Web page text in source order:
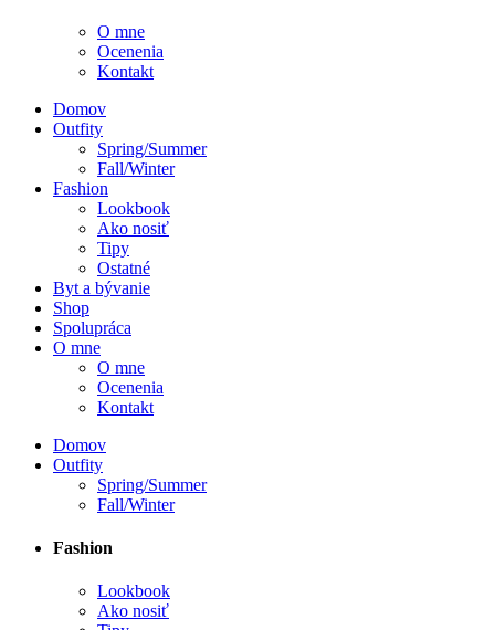
O mne
Ocenenia
Kontakt
Domov
Outfity
Spring/Summer
Fall/Winter
Fashion
Lookbook
Ako nosiť
Tipy
Ostatné
Byt a bývanie
Shop
Spolupráca
O mne
O mne
Ocenenia
Kontakt
Domov
Outfity
Spring/Summer
Fall/Winter
Fashion
Lookbook
Ako nosiť